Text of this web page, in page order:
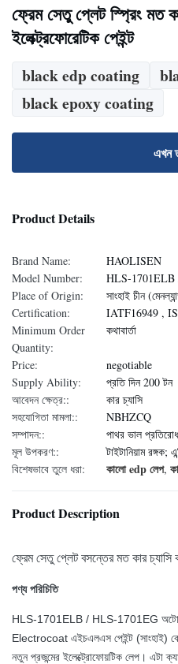
ফ্রেম সেতু প্লেট স্প্রিং মত
ইলেক্ট্রফোরেটিক পেইন্ট
black edp coating
black epoxy coating
এখন
Product Details
Brand Name:
HAOLISEN
Model Number:
HLS-
Place of Origin:
সাংহাই চীন
Certification:
IATF16949 ,
Minimum Order
Quantity:
কথাবার্তা
Price:
negotiable
Supply Ability:
প্রতি দিন 200 টন
আবেদন ক্ষেত্র::
কার চ্যাসি
সহযোগিতা মামলা::
NBHZCQ
সম্পাদন::
পাথর ভাল প্রতিরোধ
মূল উপকরণ::
টাইটানিয়াম রঙ্গক;
বিশেষভাবে তুলে ধরা:
কালো edp লেপ,
Product Description
ফ্রেম সেতু প্লেট বসন্তের মত কার চ্যাসি
পণ্য পরিচিতি
HLS-1701ELB / HLS-1701EG অটো
Electrocoat এইচএলএস পেইন্ট (সাংহাই)
নতুন প্রজন্মের ইলেক্ট্রোফোয়টিক লেপ। এটা